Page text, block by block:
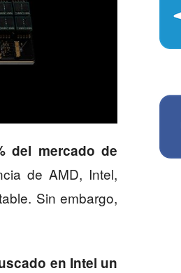
del mercado de
de AMD, Intel,
Sin embargo,
en Intel un